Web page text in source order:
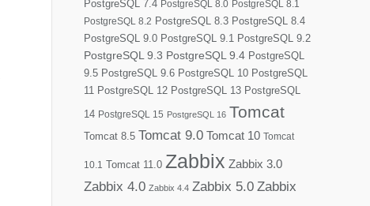
PostgreSQL 7.4 PostgreSQL 8.0 PostgreSQL 8.1
PostgreSQL 8.2 PostgreSQL 8.3 PostgreSQL 8.4
PostgreSQL 9.0 PostgreSQL 9.1 PostgreSQL 9.2
PostgreSQL 9.3 PostgreSQL 9.4 PostgreSQL
9.5 PostgreSQL 9.6 PostgreSQL 10 PostgreSQL
11 PostgreSQL 12 PostgreSQL 13 PostgreSQL
14 PostgreSQL 15 PostgreSQL 16 Tomcat
Tomcat 8.5 Tomcat 9.0 Tomcat 10 Tomcat
10.1 Tomcat 11.0 Zabbix Zabbix 3.0
Zabbix 4.0 Zabbix 4.4 Zabbix 5.0 Zabbix